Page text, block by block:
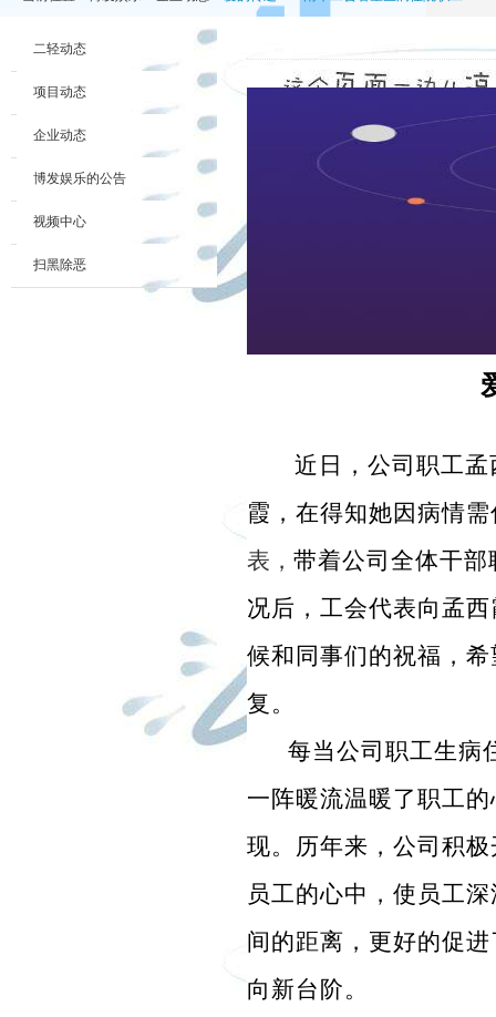
二轻动态
项目动态
企业动态
博发娱乐的公告
视频中心
扫黑除恶
近日，公司职工
霞，在得知她因病情
表， 带着公司全体干
况后，工会代表向孟
候和同事们的祝福，
复。
每当公司职工生病
一阵暖流温暖了职工
现。历年来，公司积
员工的心中，使员工
间的距离，更好的促
向新台阶。